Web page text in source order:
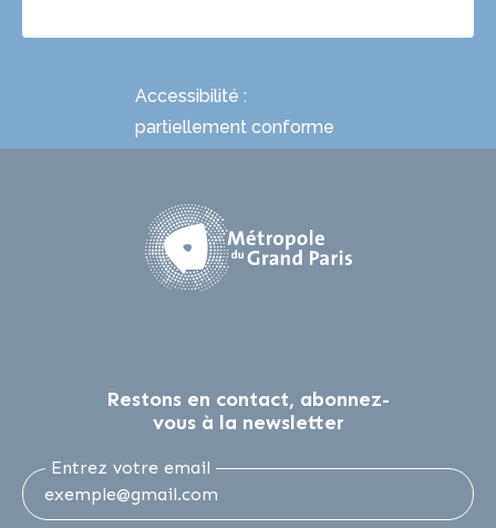
Accessibilité :
partiellement conforme
Restons en contact, abonnez-
vous à la newsletter
Entrez votre email